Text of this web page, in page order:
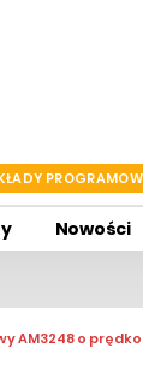
Nowości
AM3248 o